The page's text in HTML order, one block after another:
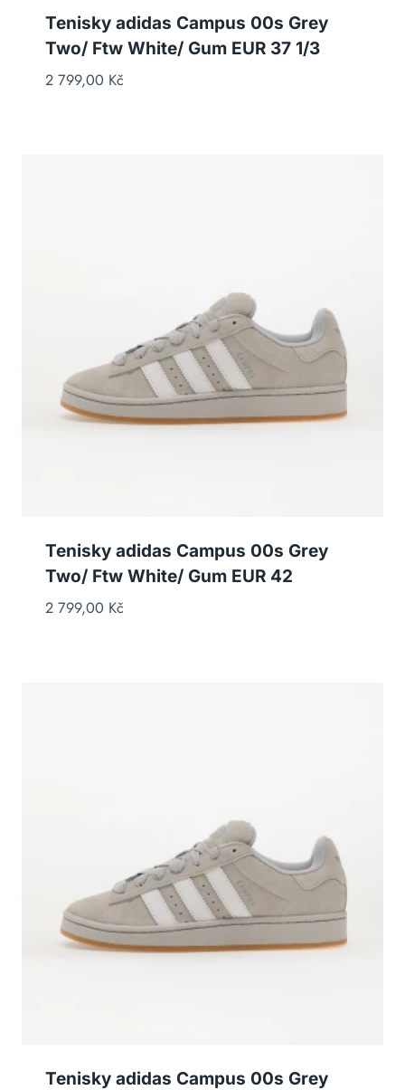
Tenisky adidas Campus 00s Grey
Two/ Ftw White/ Gum EUR 37 1/3
2 799,00 Kč
Tenisky adidas Campus 00s Grey
Two/ Ftw White/ Gum EUR 42
2 799,00 Kč
Tenisky adidas Campus 00s Grey